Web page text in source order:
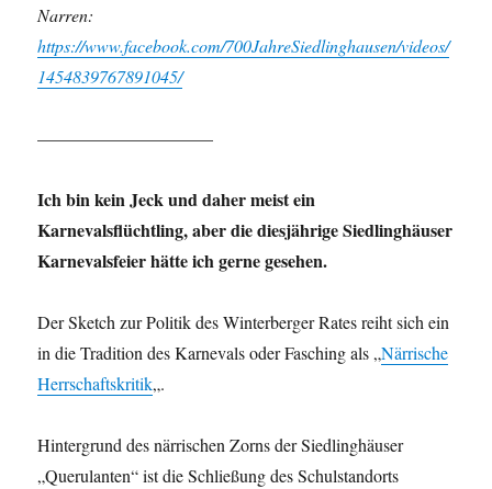
Narren:
https://www.facebook.com/700JahreSiedlinghausen/videos/
1454839767891045/
——————————
Ich bin kein Jeck und daher meist ein
Karnevalsflüchtling, aber die diesjährige Siedlinghäuser
Karnevalsfeier hätte ich gerne gesehen.
Der Sketch zur Politik des Winterberger Rates reiht sich ein
in die Tradition des Karnevals oder Fasching als „Närrische
Herrschaftskritik„.
Hintergrund des närrischen Zorns der Siedlinghäuser
„Querulanten“ ist die Schließung des Schulstandorts